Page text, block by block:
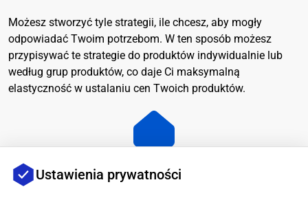
Możesz stworzyć tyle strategii, ile chcesz, aby mogły
odpowiadać Twoim potrzebom. W ten sposób możesz
przypisywać te strategie do produktów indywidualnie lub
według grup produktów, co daje Ci maksymalną
elastyczność w ustalaniu cen Twoich produktów.
Push
Ustawienia prywatności